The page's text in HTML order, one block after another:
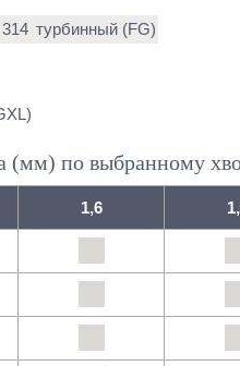
314 турбинный (FG)
(мм) по выбранному
1,6